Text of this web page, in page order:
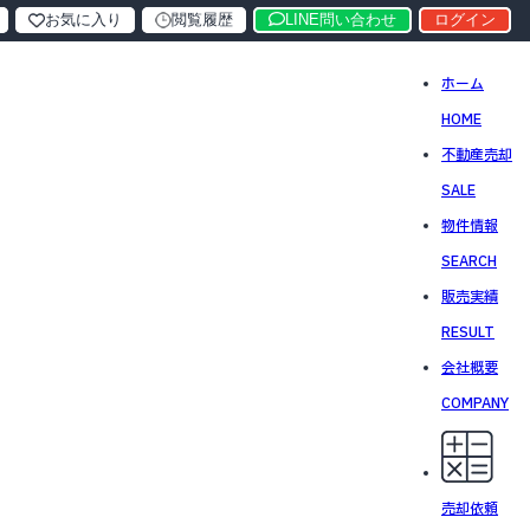
ホーム
HOME
不動産売却
SALE
物件情報
SEARCH
販売実績
RESULT
会社概要
COMPANY
売却依頼
お気に入り 閲覧履歴 LINE問い合わせ ログイン